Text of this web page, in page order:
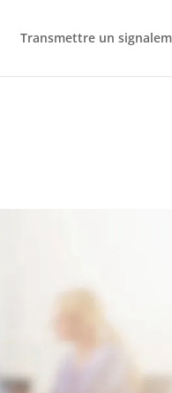
Transmettre un